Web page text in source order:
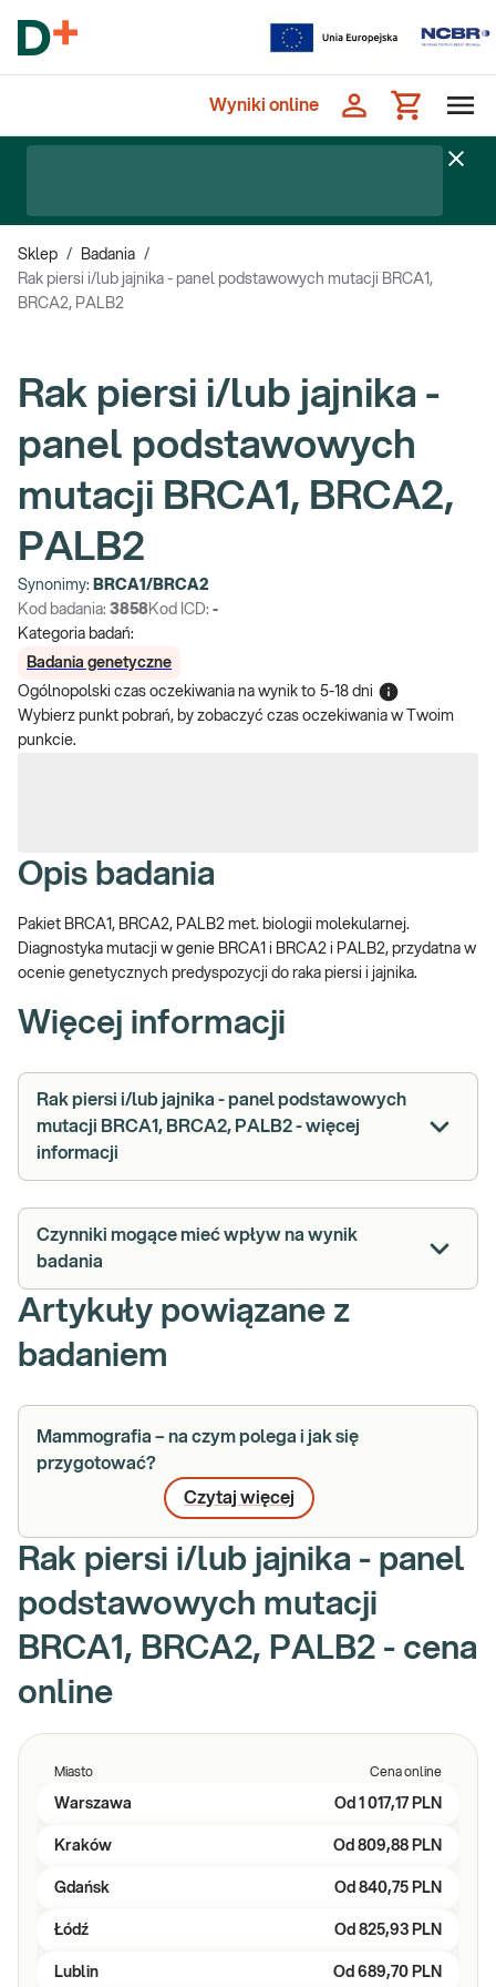
Wyniki online
Sklep / Badania /
Rak piersi i/lub jajnika - panel podstawowych mutacji BRCA1,
BRCA2, PALB2
Rak piersi i/lub jajnika -
panel podstawowych
mutacji BRCA1, BRCA2,
PALB2
Synonimy: BRCA1/BRCA2
Kod badania: 3858Kod ICD: -
Kategoria badań:
Badania genetyczne
Ogólnopolski czas oczekiwania na wynik to 5-18 dni
Wybierz punkt pobrań, by zobaczyć czas oczekiwania w Twoim
punkcie.
Opis badania
Pakiet BRCA1, BRCA2, PALB2 met. biologii molekularnej.
Diagnostyka mutacji w genie BRCA1 i BRCA2 i PALB2, przydatna w
ocenie genetycznych predyspozycji do raka piersi i jajnika.
Więcej informacji
Rak piersi i/lub jajnika - panel podstawowych
mutacji BRCA1, BRCA2, PALB2 - więcej
informacji
Czynniki mogące mieć wpływ na wynik
badania
Artykuły powiązane z
badaniem
Mammografia – na czym polega i jak się
przygotować?
Czytaj więcej
Rak piersi i/lub jajnika - panel
podstawowych mutacji
BRCA1, BRCA2, PALB2 - cena
online
Miasto Cena online
Warszawa Od 1 017,17 PLN
Kraków Od 809,88 PLN
Gdańsk Od 840,75 PLN
Łódź Od 825,93 PLN
Lublin Od 689,70 PLN